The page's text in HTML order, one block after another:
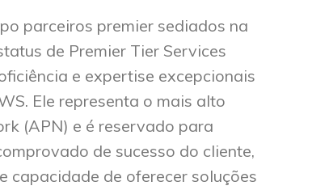
parceiros premier sediados na
de Premier Tier Services
e expertise excepcionais
Ele representa o mais alto
(APN) e é reservado para
de sucesso do cliente,
capacidade de oferecer soluções